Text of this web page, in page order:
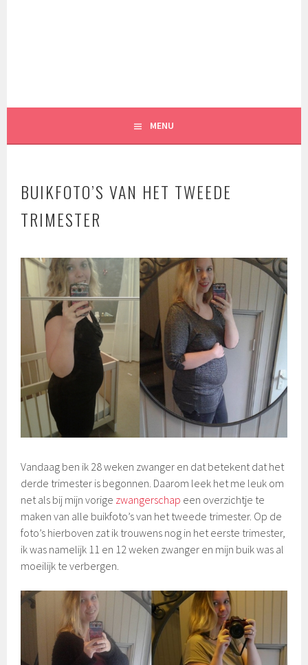
MENU
BUIKFOTO’S VAN HET TWEEDE
TRIMESTER
2
1
0
1
6
Vandaag ben ik 28 weken zwanger en dat betekent dat het
derde trimester is begonnen. Daarom leek het me leuk om
net als bij mijn vorige zwangerschap een overzichtje te
maken van alle buikfoto’s van het tweede trimester. Op de
foto’s hierboven zat ik trouwens nog in het eerste trimester,
ik was namelijk 11 en 12 weken zwanger en mijn buik was al
moeilijk te verbergen.